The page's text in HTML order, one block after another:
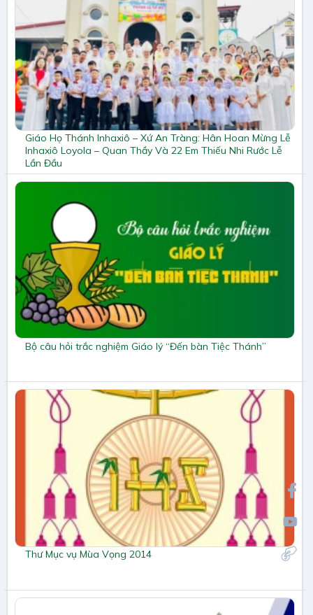
Giáo Họ Thánh Inhaxiô – Xứ An Tràng: Hân Hoan Mừng Lễ
Inhaxiô Loyola – Quan Thầy Và 22 Em Thiếu Nhi Rước Lễ
Lần Đầu
Bộ câu hỏi trắc nghiệm Giáo lý “Đến bàn Tiệc Thánh”
Thư Mục vụ Mùa Vọng 2014